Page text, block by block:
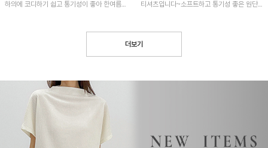
하의에 코디하기 쉽고 통기성이 좋아 한여름에
티셔츠입니다~소프트하고 통기성 좋은 원단
더보기